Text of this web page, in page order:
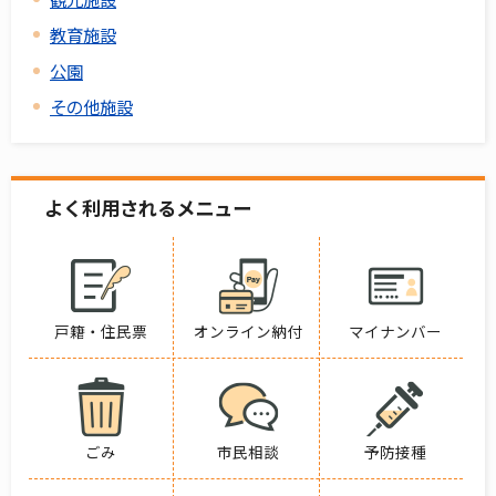
教育施設
公園
その他施設
よく利用されるメニュー
戸籍・住民票 オンライン納付 マイナンバー
ごみ 市民相談 予防接種